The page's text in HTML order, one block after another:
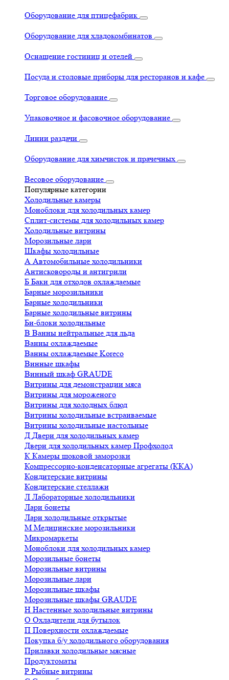
Оборудование для птицефабрик
Оборудование для хладокомбинатов
Оснащение гостиниц и отелей
Посуда и столовые приборы для ресторанов и кафе
Торговое оборудование
Упаковочное и фасовочное оборудование
Линии раздачи
Оборудование для химчисток и прачечных
Весовое оборудование
Популярные категории
Холодильные камеры
Моноблоки для холодильных камер
Сплит-системы для холодильных камер
Холодильные витрины
Морозильные лари
Шкафы холодильные
А Автомобильные холодильники
Антисковороды и антигрили
Б Баки для отходов охлаждаемые
Барные морозильники
Барные холодильники
Барные холодильные витрины
Би-блоки холодильные
В Ванны нейтральные для льда
Ванны охлаждаемые
Ванны охлаждаемые Koreco
Винные шкафы
Винный шкаф GRAUDE
Витрины для демонстрации мяса
Витрины для мороженого
Витрины для холодных блюд
Витрины холодильные встраиваемые
Витрины холодильные настольные
Д Двери для холодильных камер
Двери для холодильных камер Профхолод
К Камеры шоковой заморозки
Компрессорно-конденсаторные агрегаты (ККА)
Кондитерские витрины
Кондитерские стеллажи
Л Лабораторные холодильники
Лари бонеты
Лари холодильные открытые
М Медицинские морозильники
Микромаркеты
Моноблоки для холодильных камер
Морозильные бонеты
Морозильные витрины
Морозильные лари
Морозильные шкафы
Морозильные шкафы GRAUDE
Н Настенные холодильные витрины
О Охладители для бутылок
П Поверхности охлаждаемые
Покупка б/у холодильного оборудования
Прилавки холодильные мясные
Продуктоматы
Р Рыбные витрины